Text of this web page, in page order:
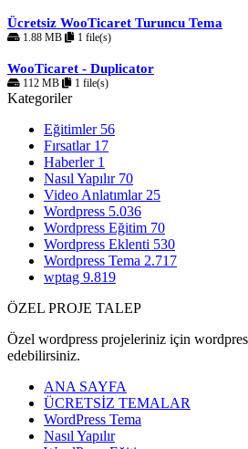
Ücretsiz WooTicaret Turuncu Tema
1.88 MB 1 file(s)
WooTicaret - Duplicator
112 MB 1 file(s)
Kategoriler
Eğitimler 56
Fırsatlar 17
Haberler 1
Nasıl Yapılır 70
Video Anlatımlar 25
Wordpress 5.036
Wordpress Eğitim 70
Wordpress Eklenti 530
Wordpress Tema 2.717
wptag 9.819
ÖZEL PROJE TALEP
Özel wordpress projeleriniz için
edebilirsiniz.
ANA SAYFA
ÜCRETSİZ TEMALAR
WordPress Tema
Nasıl Yapılır